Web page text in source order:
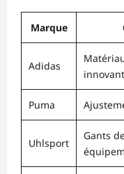
Marque
Adidas
Puma
Uhlsport
Gants